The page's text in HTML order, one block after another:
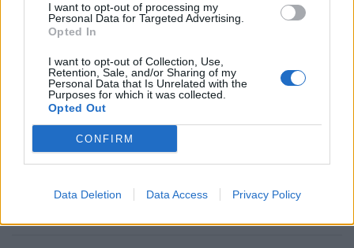
I want to opt-out of processing my
Personal Data for Targeted Advertising.
Opted In
I want to opt-out of Collection, Use,
Retention, Sale, and/or Sharing of my
Personal Data that Is Unrelated with the
Purposes for which it was collected.
Opted Out
CONFIRM
Data Deletion Data Access Privacy Policy